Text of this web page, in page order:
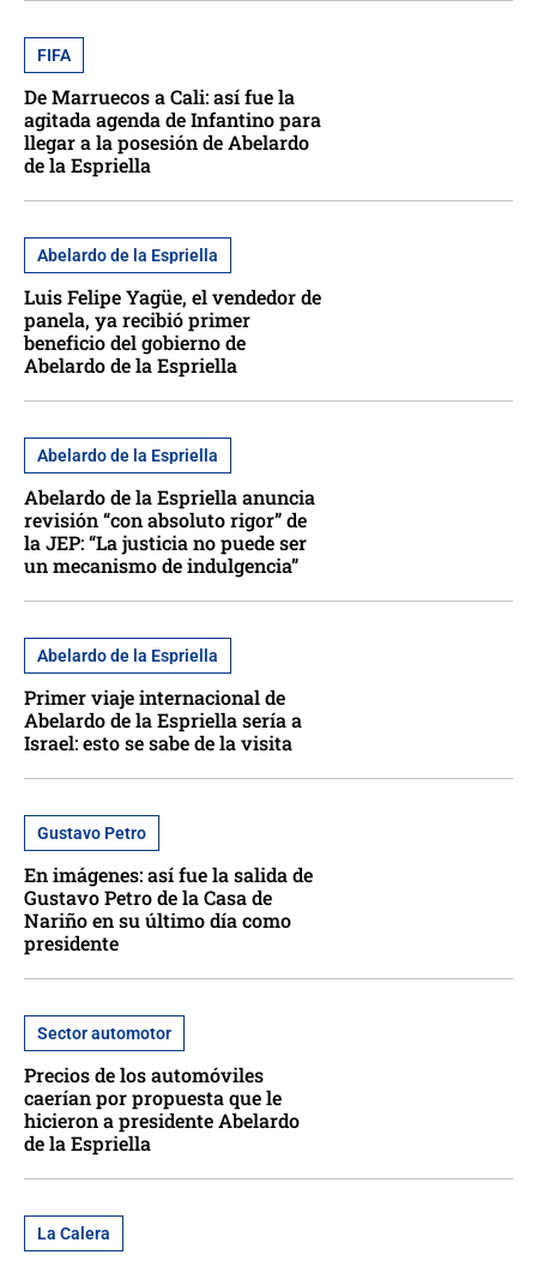
FIFA
De Marruecos a Cali: así fue la
agitada agenda de Infantino para
llegar a la posesión de Abelardo
de la Espriella
Abelardo de la Espriella
Luis Felipe Yagüe, el vendedor de
panela, ya recibió primer
beneficio del gobierno de
Abelardo de la Espriella
Abelardo de la Espriella
Abelardo de la Espriella anuncia
revisión “con absoluto rigor” de
la JEP: “La justicia no puede ser
un mecanismo de indulgencia”
Abelardo de la Espriella
Primer viaje internacional de
Abelardo de la Espriella sería a
Israel: esto se sabe de la visita
Gustavo Petro
En imágenes: así fue la salida de
Gustavo Petro de la Casa de
Nariño en su último día como
presidente
Sector automotor
Precios de los automóviles
caerían por propuesta que le
hicieron a presidente Abelardo
de la Espriella
La Calera